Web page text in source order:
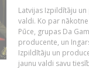
Latvijas Izpildītāju
valdi. Ko par
Pūce, grupas Da
producente, un
Izpildītāju un
jaunu valdi savu